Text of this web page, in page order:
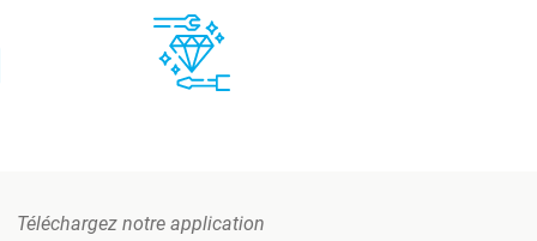
Téléchargez notre application